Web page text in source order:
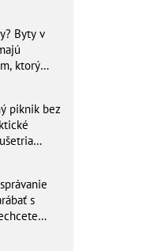
Byty v
ktorý
piknik bez
s